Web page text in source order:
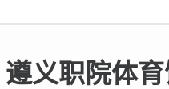
遵义职院体